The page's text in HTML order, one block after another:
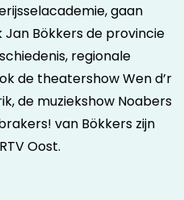
gaan
Bökkers de provincie
regionale
de theatershow Wen d’r
de muziekshow Noabers
van Bökkers zijn
Oost.